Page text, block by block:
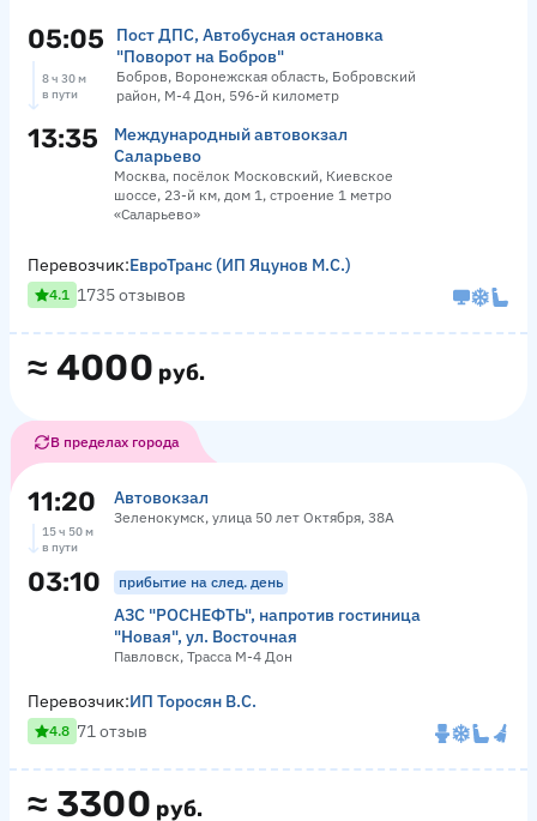
05:05
Пост ДПС, Автобусная остановка
"Поворот на Бобров"
Бобров, Воронежская область, Бобровский
район, М-4 Дон, 596-й километр
8 ч 30 м
в пути
13:35
Международный автовокзал
Саларьево
Москва, посёлок Московский, Киевское
шоссе, 23-й км, дом 1, строение 1 метро
«Саларьево»
≈ 4000 руб.
Перевозчик:ЕвроТранс (ИП Яцунов М.С.)
4.1 1735 отзывов
В пределах города
11:20 Автовокзал
Зеленокумск, улица 50 лет Октября, 38А
15 ч 50 м
в пути
03:10 прибытие на след. день
АЗС "РОСНЕФТЬ", напротив гостиница
"Новая", ул. Восточная
Павловск, Трасса М-4 Дон
≈ 3300 руб.
Перевозчик:ИП Торосян В.С.
4.8 71 отзыв